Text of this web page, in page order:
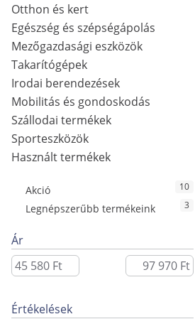
Otthon és kert
Egészség és szépségápolás
Mezőgazdasági eszközök
Takarítógépek
Irodai berendezések
Mobilitás és gondoskodás
Szállodai termékek
Sporteszközök
Használt termékek
Akció 10
Legnépszerűbb termékeink 3
Ár
Értékelések